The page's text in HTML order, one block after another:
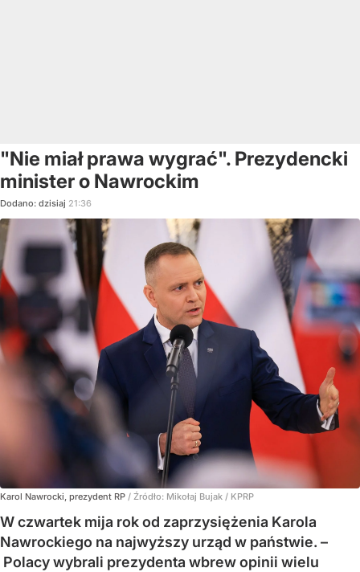
"Nie miał prawa wygrać". Prezydencki
minister o Nawrockim
Dodano: dzisiaj 21:36
Karol Nawrocki, prezydent RP / Źródło: Mikołaj Bujak / KPRP
W czwartek mija rok od zaprzysiężenia Karola
Nawrockiego na najwyższy urząd w państwie. –
Polacy wybrali prezydenta wbrew opinii wielu